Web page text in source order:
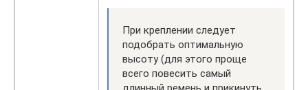
При креплении следует
подобрать оптимальную
высоту (для этого проще
всего повесить самый